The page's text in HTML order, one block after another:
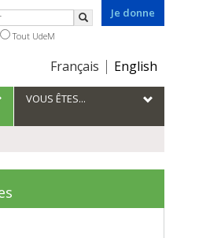
Je donne
Choix
la
langue
Français English
Rechercher
Tout UdeM
VOUS ÊTES...